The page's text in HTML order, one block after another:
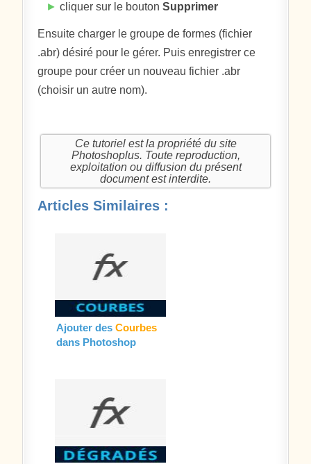
► cliquer sur le boutonSupprimer
Ensuite charger le groupe de formes (fichier
.abr) désiré pour le gérer. Puis enregistrer ce
groupe pour créer un nouveau fichier .abr
(choisir un autre nom).
Ce tutoriel est la propriété du site
Photoshoplus. Toute reproduction,
exploitation ou diffusion du présent
document est interdite.
Articles Similaires :
Ajouter desCourbes
dans Photoshop